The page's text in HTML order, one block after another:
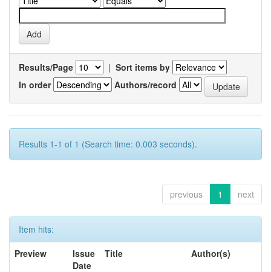
Results/Page | Sort items by
In order
Authors/record
Results 1-1 of 1 (Search time: 0.003 seconds).
previous 1 next
Item hits:
Preview
Issue
Date
Title Author(s)